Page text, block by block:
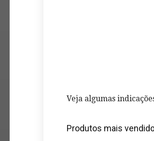
Veja algumas
Produtos mais